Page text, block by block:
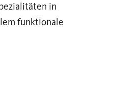
in
funktionale